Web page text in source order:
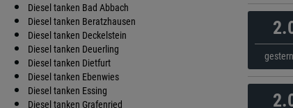
Diesel tanken Bad Abbach
Diesel tanken Beratzhausen
Diesel tanken Deckelstein
Diesel tanken Deuerling
Diesel tanken Dietfurt
Diesel tanken Ebenwies
Diesel tanken Essing
Diesel tanken Grafenried